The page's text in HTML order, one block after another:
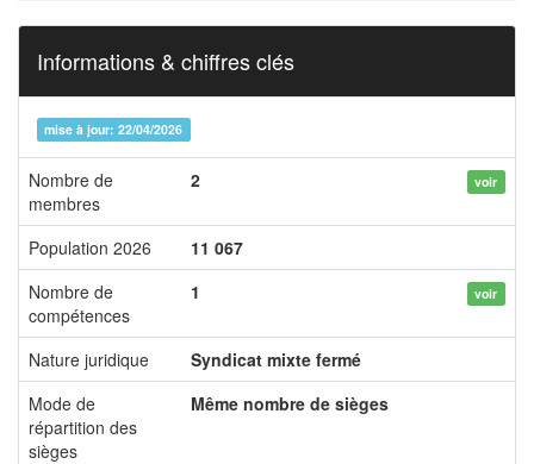
Informations & chiffres clés
mise à jour: 22/04/2026
Nombre de
membres
2 voir
Population 2026
11 067
Nombre de
compétences
1 voir
Nature juridique
Syndicat mixte fermé
Mode de
répartition des
sièges
Même nombre de sièges